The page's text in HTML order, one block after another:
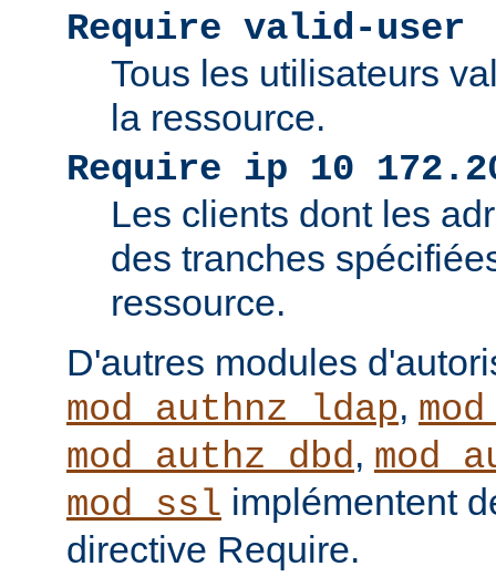
Require valid-user
Tous les utilisateurs
la ressource.
Require ip 10
Les clients dont les
des tranches
ressource.
D'autres modules
mod_authnz_ldap,
mod_authz_dbd,
mod_ssl implémentent
directive Require.